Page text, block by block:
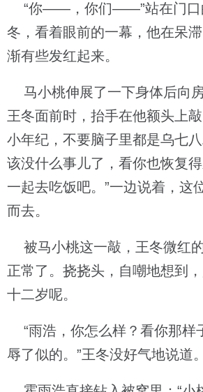
“你——，你们——”站在门口
冬，看着眼前的一幕，他在呆
渐有些发红起来。
马小桃伸展了一下身体后向
王冬面前时，抬手在他额头上
小年纪，不要脑子里都是乌七
该没什么事儿了，看你也恢复
一起去吃饭吧。”一边说着，这
而去。
被马小桃这一敲，王冬微红
正常了。挠挠头，自嘲地想到
十二岁呢。
“雨浩，你怎么样？看你那样
辱了似的。”王冬没好气地说道。